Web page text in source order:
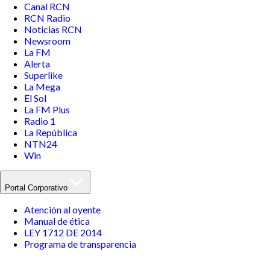
Canal RCN
RCN Radio
Noticias RCN
Newsroom
La FM
Alerta
Superlike
La Mega
El Sol
La FM Plus
Radio 1
La República
NTN24
Win
Portal Corporativo
Atención al oyente
Manual de ética
LEY 1712 DE 2014
Programa de transparencia